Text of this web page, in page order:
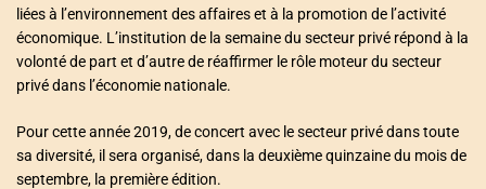
liées à l’environnement des affaires et à la promotion de l’activité
économique. L’institution de la semaine du secteur privé répond à la
volonté de part et d’autre de réaffirmer le rôle moteur du secteur
privé dans l’économie nationale.
Pour cette année 2019, de concert avec le secteur privé dans toute
sa diversité, il sera organisé, dans la deuxième quinzaine du mois de
septembre, la première édition.